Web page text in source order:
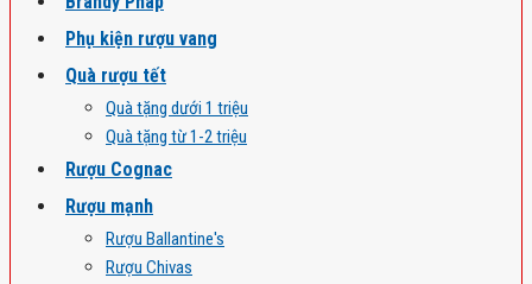
Phụ kiện rượu vang
Quà rượu tết
Quà tặng dưới 1 triệu
Quà tặng từ 1-2 triệu
Rượu Cognac
Rượu mạnh
Rượu Ballantine's
Rượu Chivas